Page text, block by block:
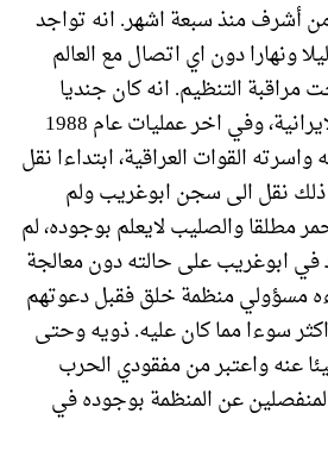
أشرف منذ سبعة اشهر. انه تواجد
23 سنة ليلا ونهارا دون اي اتصال مع العالم
التنظيم. انه كان جنديا
اثناء الحرب العراقية الايرانية، وفي اخر عمليات عام 1988
القوات العراقية، ابتداءا نقل
نقل الى سجن ابوغريب ولم
مطلقا والصليب لايعلم بوجوده، لم
ابوغريب على حالته دون معالجة
مسؤولي منظمة خلق فقبل دعوتهم
سوءا مما كان عليه. ذويه وحتى
شيئا عنه واعتبر من مفقودي الحرب
عن المنظمة بوجوده في